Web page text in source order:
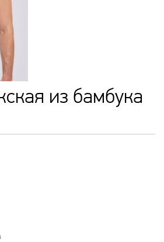
из бамбука